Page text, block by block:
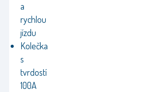
a
rychlou
jízdu
Kolečka
s
tvrdostí
100A